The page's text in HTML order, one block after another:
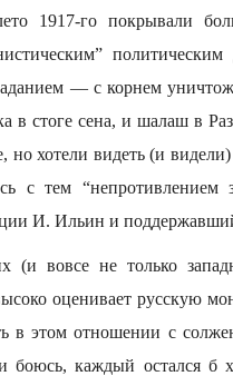
1917-го покрывали
— с корнем
в стоге сена, и шалаш в
хотели видеть (и
с тем
И. Ильин и
вовсе не только
оценивает
в этом отношении с
боюсь, каждый остался